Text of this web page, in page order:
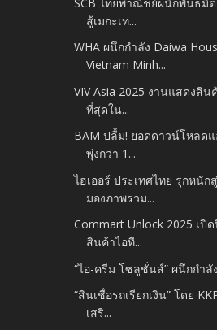
สู้เมกะเท...
WHA ผนึกกำลัง Daiwa
Vietnam Minh...
VIV Asia 2025 งานแสดงสิ
ที่สุดใน...
BAM ปลื้ม! ยอดดาวน์โหลดแ
พุ่งกว่า 1...
ไฮเออร์ ประเทศไทย รุกหนั
มองภาพรวม...
Commart Unlock 2025 เปิ
สินค้าไอที...
“ไอ-ครีม โซลูชั่นส์” ผนึกกำลัง
“สินเชื่อรถเรียกเงิน” โดย
เสริ...